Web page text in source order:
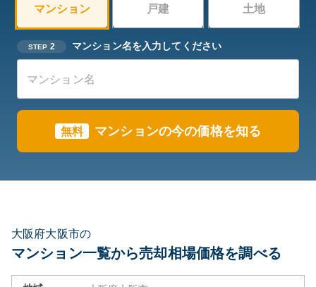
マンション 戸建 土地
STEP 2 マンション名を入力してください
無料 マンションの今の価格を知る
大阪府大阪市の
マンション一覧から売却相場価格を調べる